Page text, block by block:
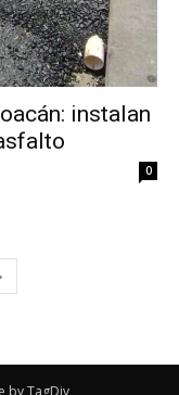
instalan
0
by TagDiv